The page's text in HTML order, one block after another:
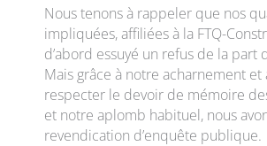
Nous tenons à rappeler que nos
impliquées, affiliées à la FTQ-
d’abord essuyé un refus de la part
Mais grâce à notre acharnement
respecter le devoir de mémoire
et notre aplomb habituel, nous
revendication d’enquête publique.